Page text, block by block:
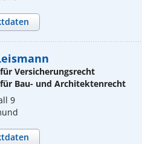
Versicherungsrecht
Bau- und Architektenrecht
9